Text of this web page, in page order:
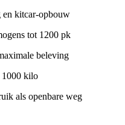
en kitcar-opbouw
tot 1200 pk
beleving
1000 kilo
als openbare weg